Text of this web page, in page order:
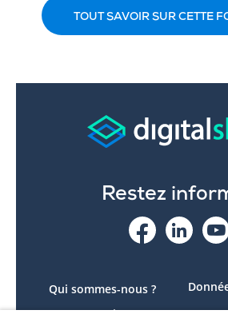
TOUT SAVOIR SUR CETTE
Restez
Qui sommes-nous ?
Le projet